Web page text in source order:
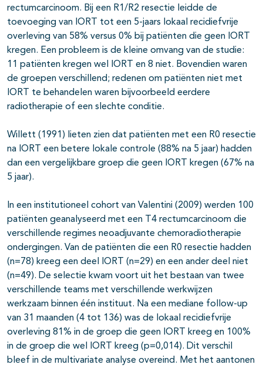
rectumcarcinoom. Bij een R1/R2 resectie leidde de
toevoeging van IORT tot een 5-jaars lokaal recidiefvrije
overleving van 58% versus 0% bij patiënten die geen IORT
kregen. Een probleem is de kleine omvang van de studie:
11 patiënten kregen wel IORT en 8 niet. Bovendien waren
de groepen verschillend; redenen om patiënten niet met
IORT te behandelen waren bijvoorbeeld eerdere
radiotherapie of een slechte conditie.
Willett (1991) lieten zien dat patiënten met een R0 resectie
na IORT een betere lokale controle (88% na 5 jaar) hadden
dan een vergelijkbare groep die geen IORT kregen (67% na
5 jaar).
In een institutioneel cohort van Valentini (2009) werden 100
patiënten geanalyseerd met een T4 rectumcarcinoom die
verschillende regimes neoadjuvante chemoradiotherapie
ondergingen. Van de patiënten die een R0 resectie hadden
(n=78) kreeg een deel IORT (n=29) en een ander deel niet
(n=49). De selectie kwam voort uit het bestaan van twee
verschillende teams met verschillende werkwijzen
werkzaam binnen één instituut. Na een mediane follow-up
van 31 maanden (4 tot 136) was de lokaal recidiefvrije
overleving 81% in de groep die geen IORT kreeg en 100%
in de groep die wel IORT kreeg (p=0,014). Dit verschil
bleef in de multivariate analyse overeind. Met het aantonen